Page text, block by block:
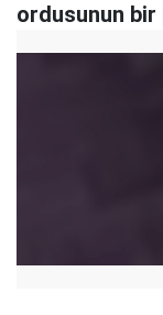
ordusunun bir